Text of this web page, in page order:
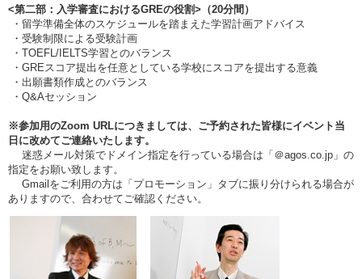
<第二部：入学審査におけるGREの役割>（20分間）
・留学準備全体のスケジュールを踏まえた学習計画アドバイス
・受験制限による受験計画
・TOEFL/IELTS学習とのバランス
・GREスコア提出を任意としている学校にスコアを提出する意義
・出願書類作成とのバランス
・Q&Aセッション
※参加用のZoom URLにつきましては、ご予約された皆様にイベント当
日に改めてご連絡いたします。
迷惑メール対策でドメイン指定を行っている場合は「＠agos.co.jp」の
指定をお願い致します。
Gmailをご利用の方は「プロモーション」タブに振り分けられる場合が
ありますので、合わせてご確認ください。